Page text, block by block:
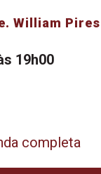
William Pires
19h00
completa